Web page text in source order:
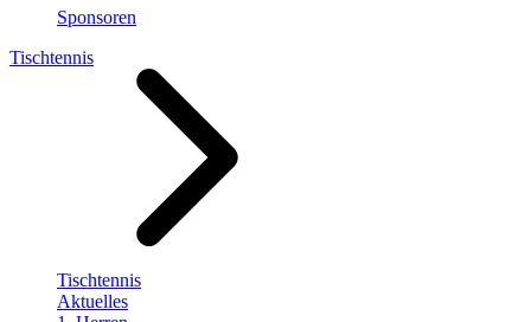
Sponsoren
Tischtennis
Tischtennis
Aktuelles